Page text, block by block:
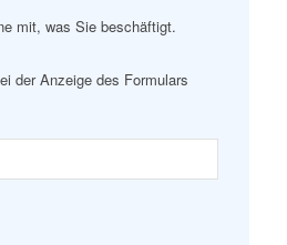
mit, was Sie beschäftigt.
der Anzeige des Formulars